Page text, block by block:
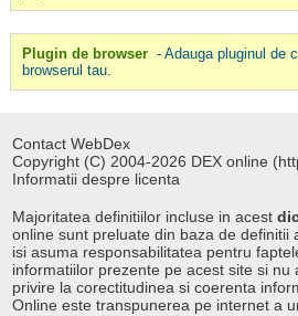
Plugin de browser - Adauga pluginul de
browserul tau.
Contact WebDex
Copyright (C) 2004-2026 DEX online
Informatii despre licenta
Majoritatea definitiilor incluse in acest
online sunt preluate din baza de definitii
isi asuma responsabilitatea pentru
informatiilor prezente pe acest site si nu
privire la corectitudinea si coerenta
Online este transpunerea pe internet a